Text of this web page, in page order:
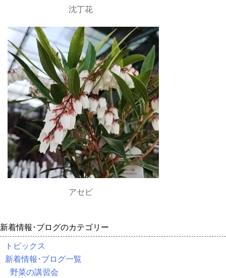
沈丁花
アセビ
新着情報･ブログのカテゴリー
トピックス
新着情報･ブログ一覧
野菜の講習会